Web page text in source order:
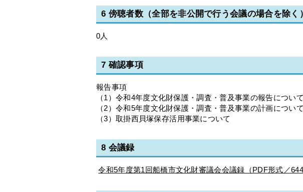
6 傍聴者数（全部を非公開で行う会議の場合を除く）
0人
7 確認事項
報告事項
（1）令和4年度文化財保護・調査・普及事業の報告につ
（2）令和5年度文化財保護・調査・普及事業の計画につ
（3）取掛西貝塚保存活用事業について
8 会議録
令和5年度第1回船橋市文化財審議会会議録（PDF形式／644